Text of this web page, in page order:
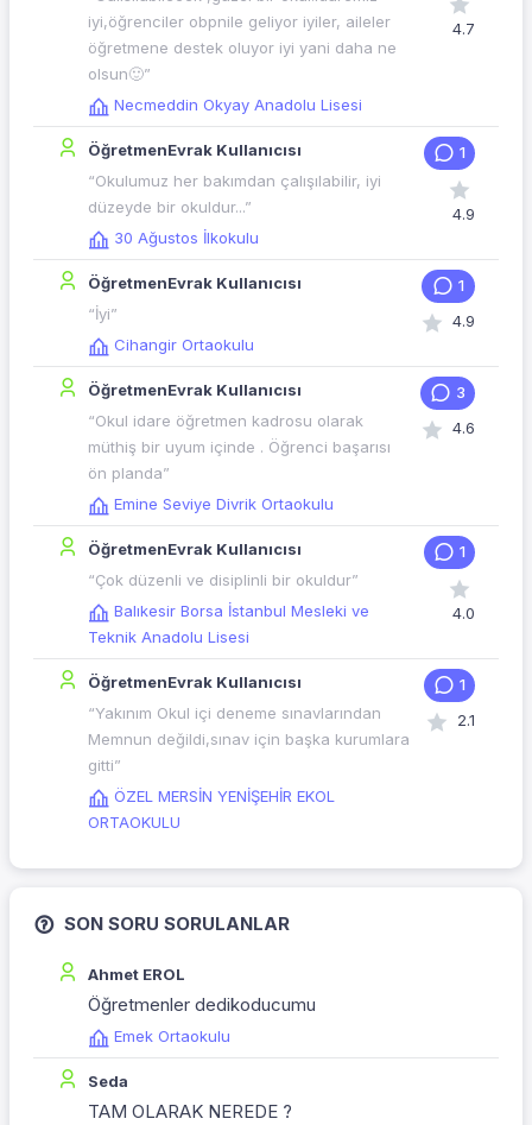
iyi,öğrenciler obpnile geliyor iyiler, aileler
öğretmene destek oluyor iyi yani daha ne
olsun🙂”
Necmeddin Okyay Anadolu Lisesi
4.7
ÖğretmenEvrak Kullanıcısı
“Okulumuz her bakımdan çalışılabilir, iyi
düzeyde bir okuldur...”
30 Ağustos İlkokulu
1
4.9
ÖğretmenEvrak Kullanıcısı
“İyi”
Cihangir Ortaokulu
1
4.9
ÖğretmenEvrak Kullanıcısı
“Okul idare öğretmen kadrosu olarak
müthiş bir uyum içinde . Öğrenci başarısı
ön planda”
Emine Seviye Divrik Ortaokulu
3
4.6
ÖğretmenEvrak Kullanıcısı
“Çok düzenli ve disiplinli bir okuldur”
Balıkesir Borsa İstanbul Mesleki ve
Teknik Anadolu Lisesi
1
4.0
ÖğretmenEvrak Kullanıcısı
“Yakınım Okul içi deneme sınavlarından
Memnun değildi,sınav için başka kurumlara
gitti”
ÖZEL MERSİN YENİŞEHİR EKOL
ORTAOKULU
1
2.1
SON SORU SORULANLAR
Ahmet EROL
Öğretmenler dedikoducumu
Emek Ortaokulu
Seda
TAM OLARAK NEREDE ?